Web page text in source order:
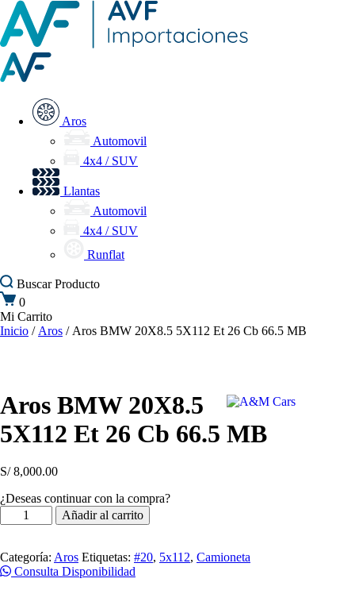
Aros
Automovil
4x4 / SUV
Llantas
Automovil
4x4 / SUV
Runflat
BuscarProducto
0
Mi Carrito
Inicio / Aros / Aros BMW 20X8.5 5X112 Et 26 Cb 66.5 MB
Aros BMW 20X8.5
5X112 Et 26 Cb 66.5 MB
S/8,000.00
¿Deseas continuar con la compra?
BMW
5X112
Et
Añadir al carrito
Categoría: Aros Etiquetas: #20, 5x112, Camioneta
Consulta Disponibilidad